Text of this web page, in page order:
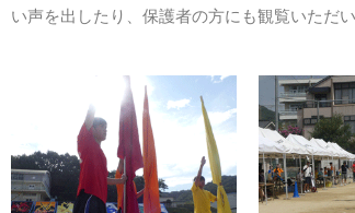
い声を出したり、保護者の方にも観覧いただ